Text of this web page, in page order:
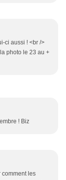
ci aussi ! <br />
photo le 23 au +
! Biz
comment les